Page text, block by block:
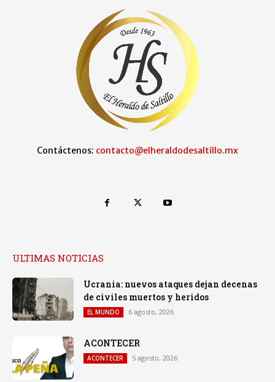
Contáctenos: contacto@elheraldodesaltillo.mx
ULTIMAS NOTICIAS
Ucrania: nuevos ataques dejan decenas
de civiles muertos y heridos
EL MUNDO 6 agosto, 2026
ACONTECER
ACONTECER 5 agosto, 2026